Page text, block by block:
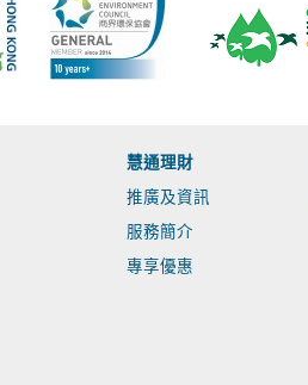
慧通理財
推廣及資訊
服務簡介
專享優惠